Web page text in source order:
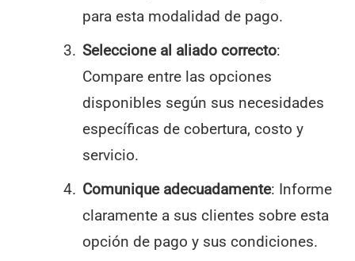
para esta modalidad de pago.
Seleccione al aliado correcto:
Compare entre las opciones
disponibles según sus necesidades
específicas de cobertura, costo y
servicio.
Comunique adecuadamente: Informe
claramente a sus clientes sobre esta
opción de pago y sus condiciones.